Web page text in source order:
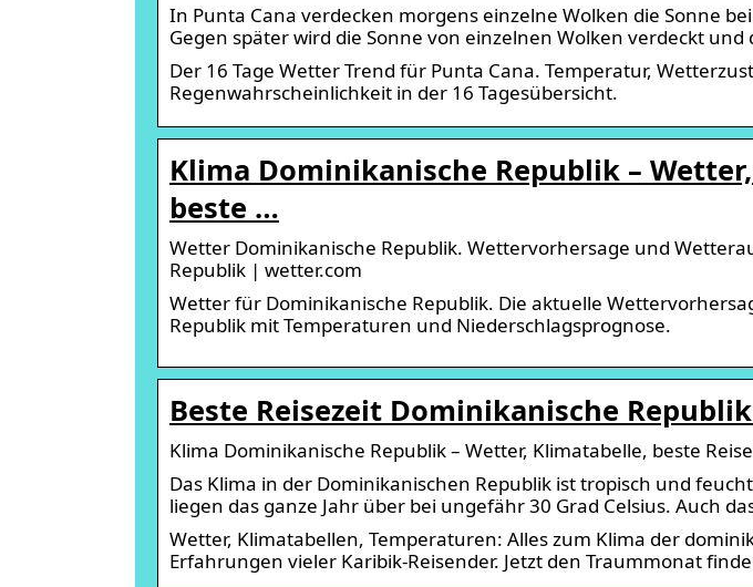
In Punta Cana verdecken morgens einzelne Wolken die Sonne
Gegen später wird die Sonne von einzelnen Wolken verdeckt und
Der 16 Tage Wetter Trend für Punta Cana. Temperatur,
Regenwahrscheinlichkeit in der 16 Tagesübersicht.
Klima Dominikanische Republik –
beste …
Wetter Dominikanische Republik. Wettervorhersage und
Republik | wetter.com
Wetter für Dominikanische Republik. Die aktuelle
Republik mit Temperaturen und Niederschlagsprognose.
Beste Reisezeit Dominikanische
Klima Dominikanische Republik – Wetter, Klimatabelle, beste
Das Klima in der Dominikanischen Republik ist tropisch und
liegen das ganze Jahr über bei ungefähr 30 Grad Celsius. Auch
Wetter, Klimatabellen, Temperaturen: Alles zum Klima der
Erfahrungen vieler Karibik-Reisender. Jetzt den Traummonat